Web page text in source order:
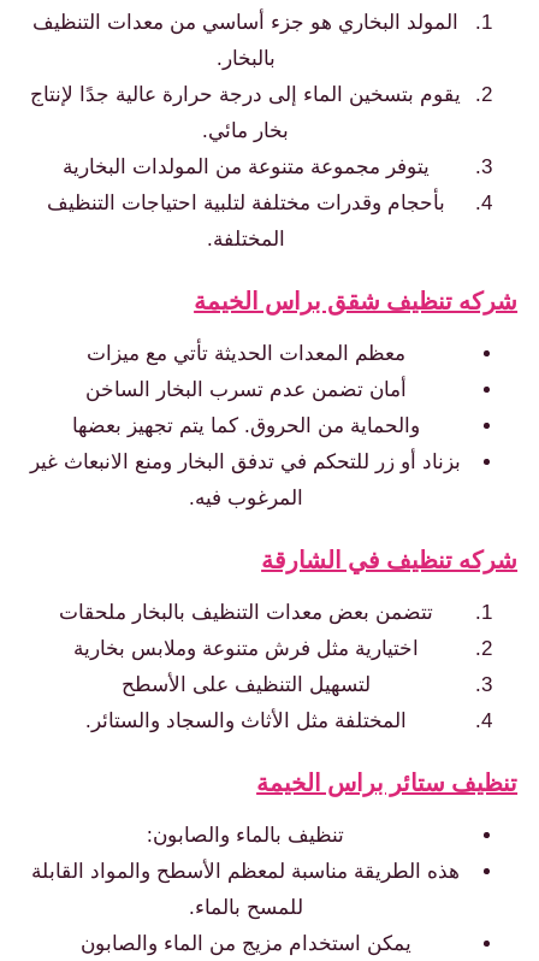
المولد البخاري هو جزء أساسي من معدات التنظيف
بالبخار.
يقوم بتسخين الماء إلى درجة حرارة عالية جدًا لإنتاج
بخار مائي.
يتوفر مجموعة متنوعة من المولدات البخارية
بأحجام وقدرات مختلفة لتلبية احتياجات التنظيف
المختلفة.
شركه تنظيف شقق براس الخيمة
معظم المعدات الحديثة تأتي مع ميزات
أمان تضمن عدم تسرب البخار الساخن
والحماية من الحروق. كما يتم تجهيز بعضها
بزناد أو زر للتحكم في تدفق البخار ومنع الانبعاث غير
المرغوب فيه.
شركه تنظيف في الشارقة
تتضمن بعض معدات التنظيف بالبخار ملحقات
اختيارية مثل فرش متنوعة وملابس بخارية
لتسهيل التنظيف على الأسطح
المختلفة مثل الأثاث والسجاد والستائر.
تنظيف ستائر براس الخيمة
تنظيف بالماء والصابون:
هذه الطريقة مناسبة لمعظم الأسطح والمواد القابلة
للمسح بالماء.
يمكن استخدام مزيج من الماء والصابون